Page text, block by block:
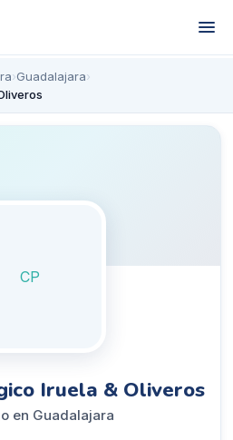
›Guadalajara›
CP
Iruela & Oliveros
en Guadalajara